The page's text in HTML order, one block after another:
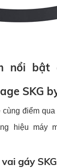
nổi bật
SKG
điểm
hiệu máy
gáy